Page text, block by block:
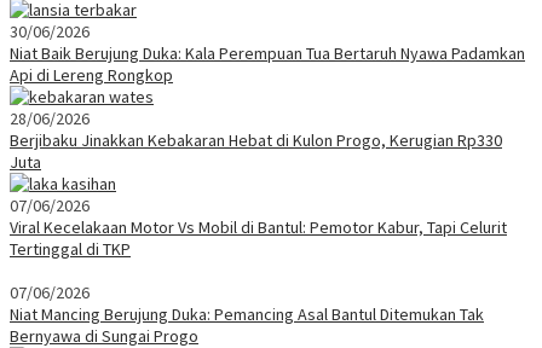
30/06/2026
Niat Baik Berujung Duka: Kala Perempuan Tua Bertaruh Nyawa Padamkan
Api di Lereng Rongkop
28/06/2026
Berjibaku Jinakkan Kebakaran Hebat di Kulon Progo, Kerugian Rp330
Juta
07/06/2026
Viral Kecelakaan Motor Vs Mobil di Bantul: Pemotor Kabur, Tapi Celurit
Tertinggal di TKP
07/06/2026
Niat Mancing Berujung Duka: Pemancing Asal Bantul Ditemukan Tak
Bernyawa di Sungai Progo